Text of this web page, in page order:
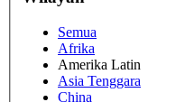
Semua
Afrika
Amerika Latin
Asia Tenggara
China